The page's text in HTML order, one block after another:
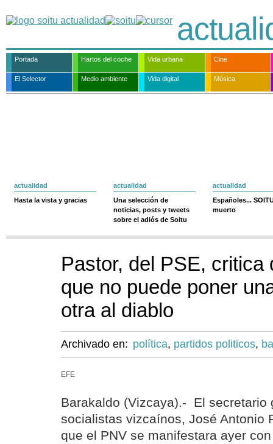
Portada Hartos del coche Vida urbana Cine
El Selector Medio ambiente Vida digital Música
actualidad
Hasta la vista y gracias
actualidad
Una selección de
noticias, posts y tweets
sobre el adiós de Soitu
actualidad
Españoles...
muerto
Pastor, del PSE, critica
que no puede poner
otra al diablo
Archivado en: política, partidos politicos,
EFE
Barakaldo (Vizcaya).- El secretario
socialistas vizcaínos, José Antonio
que el PNV se manifestara ayer